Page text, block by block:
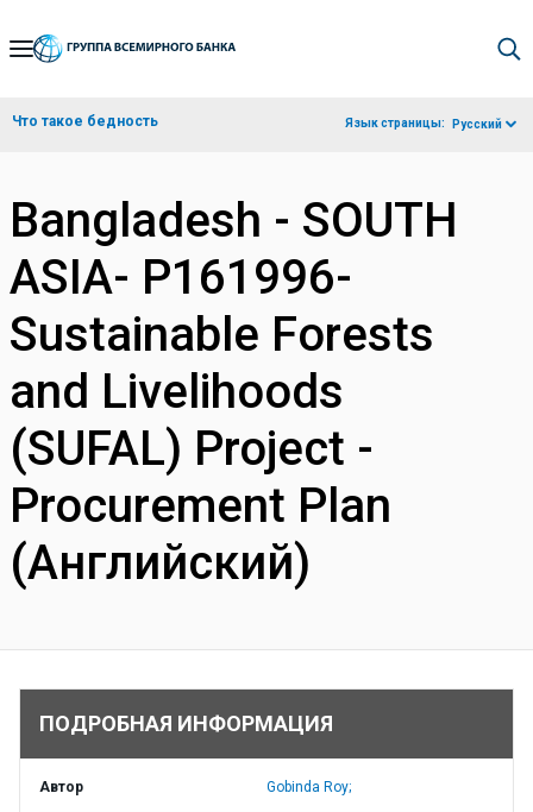
Skip
Navigation
Что такое бедность Язык страницы: Русский
Bangladesh - SOUTH
ASIA- P161996-
Sustainable Forests
and Livelihoods
(SUFAL) Project -
Procurement Plan
(Английский)
ПОДРОБНАЯ ИНФОРМАЦИЯ
Автор Gobinda Roy;